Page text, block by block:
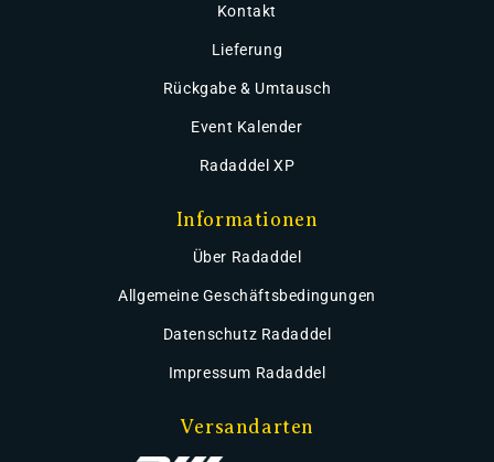
Kontakt
Lieferung
Rückgabe & Umtausch
Event Kalender
Radaddel XP
Informationen
Über Radaddel
Allgemeine Geschäftsbedingungen
Datenschutz Radaddel
Impressum Radaddel
Versandarten